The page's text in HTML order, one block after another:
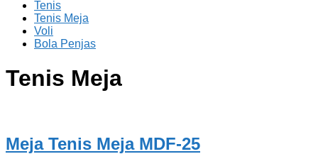
Tenis
Tenis Meja
Voli
Bola Penjas
Tenis Meja
Meja Tenis Meja MDF-25